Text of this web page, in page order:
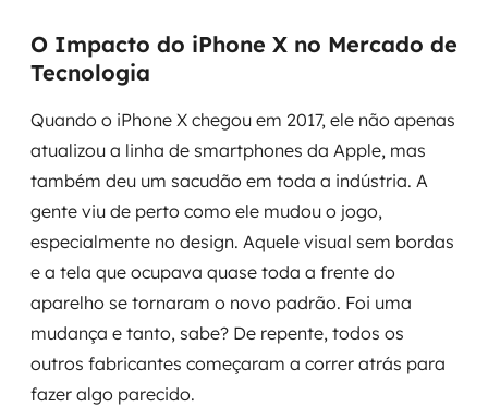
O Impacto do iPhone X no Mercado de
Tecnologia
Quando o iPhone X chegou em 2017, ele não apenas
atualizou a linha de smartphones da Apple, mas
também deu um sacudão em toda a indústria. A
gente viu de perto como ele mudou o jogo,
especialmente no design. Aquele visual sem bordas
e a tela que ocupava quase toda a frente do
aparelho se tornaram o novo padrão. Foi uma
mudança e tanto, sabe? De repente, todos os
outros fabricantes começaram a correr atrás para
fazer algo parecido.